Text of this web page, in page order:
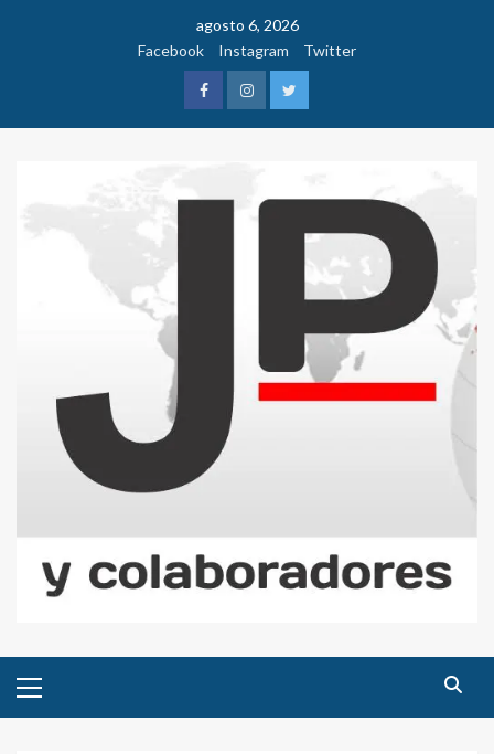
agosto 6, 2026
Facebook
Instagram Twitter
FacebookInstagramTwitter
principal